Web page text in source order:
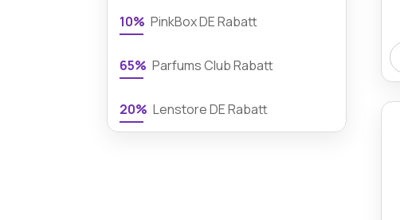
10% PinkBox DE Rabatt
65% Parfums Club Rabatt
20% Lenstore DE Rabatt